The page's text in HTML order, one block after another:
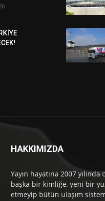
HAKKIMIZDA
Yayın hayatına 2007
başka bir kimliğe, yeni bir
etmeyip bütün ulaşım